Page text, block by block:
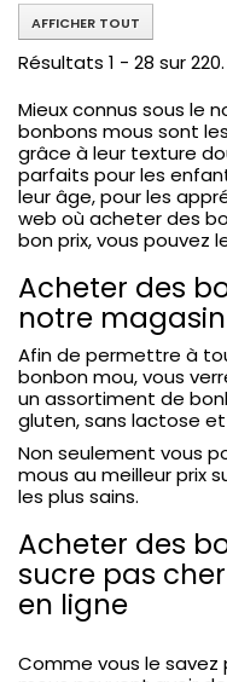
AFFICHER TOUT
Résultats 1 - 28 sur 220.
Mieux connus sous le
bonbons mous sont
grâce à leur texture
parfaits pour les
leur âge, pour les
web où acheter des
bon prix, vous pouvez
Acheter des
notre
Afin de permettre à
bonbon mou, vous
un assortiment de
gluten, sans lactose
Non seulement vous
mous au meilleur prix
les plus sains.
Acheter des
sucre pas
en ligne
Comme vous le